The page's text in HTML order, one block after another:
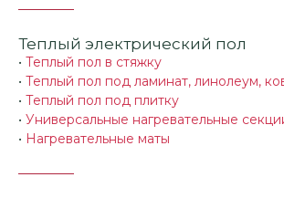
Теплый электрический пол
• Теплый пол в стяжку
• Теплый пол под ламинат, линолеум,
• Теплый пол под плитку
• Универсальные нагревательные
• Нагревательные маты